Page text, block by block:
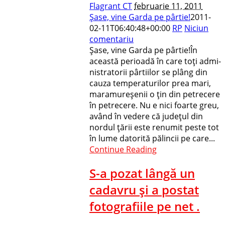
Flagrant CTfebruarie 11, 2011
Şase, vine Garda pe pârtie!2011-
02-11T06:40:48+00:00 RP Niciun
comentariu
Şase, vine Garda pe pârtie!În
această perioadă în care toţi ad­mi­
nistratorii pârtiilor se plâng din
cau­za temperaturilor prea mari,
ma­ra­mu­reşenii o ţin din petrecere
în pe­tre­cere. Nu e nici foarte greu,
având în vedere că judeţul din
nordul ţării este renumit peste tot
în lume da­torită pălincii pe care...
Continue Reading
S-a pozat lângă un
cadavru şi a postat
fotografiile pe net .